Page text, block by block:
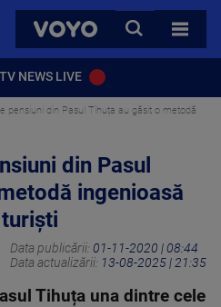
VOYO
CAUTA
TOATE
NEWS LIVE
pensiuni din Pasul Tihuța au găsit o metodă
din Pasul
ingenioasă
Data publicării: 01-11-2020 | 08:44
Data actualizării: 13-08-2025 | 21:35
Tihuța una dintre cele